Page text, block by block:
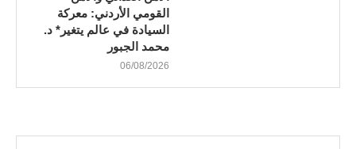
القومي الأردني: معركة
السيادة في عالم يتغير* د.
محمد الجبور
06/08/2026